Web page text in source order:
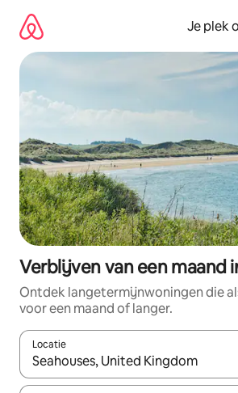
direct
naar
inhoud
Je plek
Verblijven van een maand
Ontdek langetermijnwoningen die
voor een maand of langer.
Locatie
Wanneer er resultaten beschikbaar